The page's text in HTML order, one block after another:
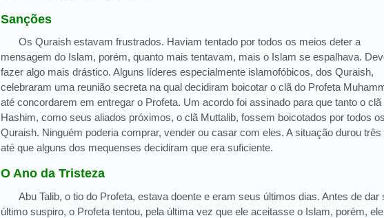
Sanções
Os Quraish estavam frustrados. Haviam tentado por todos os meios deter a
mensagem do Islam, porém, quanto mais tentavam, mais o Islam se espalhava.
fazer algo mais drástico. Alguns líderes especialmente islamofóbicos, dos Quraish,
celebraram uma reunião secreta na qual decidiram boicotar o clã do Profeta
até concordarem em entregar o Profeta. Um acordo foi assinado para que tanto o clã
Hashim, como seus aliados próximos, o clã Muttalib, fossem boicotados por todos os
Quraish. Ninguém poderia comprar, vender ou casar com eles. A situação durou três
até que alguns dos mequenses decidiram que era suficiente.
O Ano da Tristeza
Abu Talib, o tio do Profeta, estava doente e eram seus últimos dias. Antes de dar
último suspiro, o Profeta tentou, pela última vez que ele aceitasse o Islam, porém, ele